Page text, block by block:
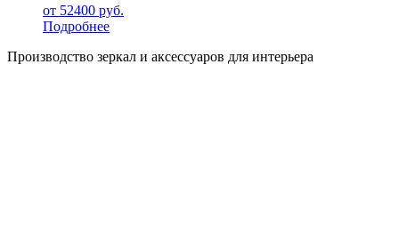
от 52400 руб.
Подробнее
Производство зеркал и аксессуаров для интерьера